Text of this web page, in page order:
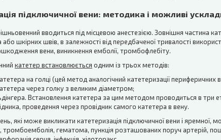
підключичної вени: методика і можливі
вводиться під місцевою анестезією. Зовнішня частина
або шкірних швів, в залежності від передбаченої тривалості
вени, виникнення емболії, тромбофлебіту.
катетер встановлюється одним із трьох методів:
на голці (цей метод аналогічний катетеризації периферичних
через голку з великим діаметром;
Встановлення катетера за цим методом проводиться в три
проведення через провідник самого катетера в вену.
які може викликати катетеризація підключичної вени і яремної,
тромбоемболія, гематома, пункція розташованих поруч артерій,